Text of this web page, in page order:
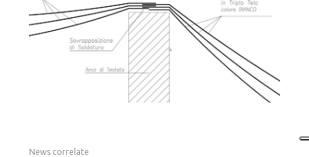
News correlate